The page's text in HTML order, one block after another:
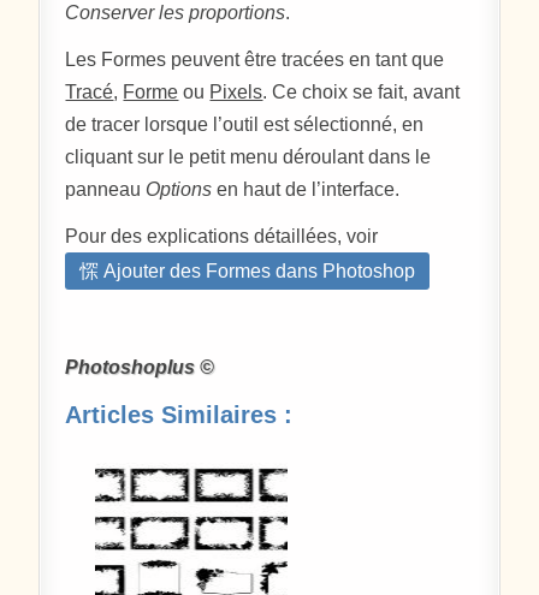
Conserver les proportions.
Les Formes peuvent être tracées en tant que
Tracé, Forme ou Pixels. Ce choix se fait, avant
de tracer lorsque l’outil est sélectionné, en
cliquant sur le petit menu déroulant dans le
panneau Options en haut de l’interface.
Pour des explications détaillées, voir
㤾 Ajouter des Formes dans Photoshop
Photoshoplus ©
Articles Similaires :